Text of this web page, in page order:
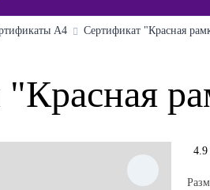
А4 Сертификат "Красная
4.9